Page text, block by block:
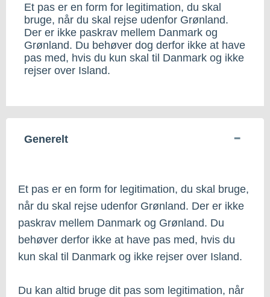
Et pas er en form for legitimation, du skal
bruge, når du skal rejse udenfor Grønland.
Der er ikke paskrav mellem Danmark og
Grønland. Du behøver dog derfor ikke at have
pas med, hvis du kun skal til Danmark og ikke
rejser over Island.
Generelt
Et pas er en form for legitimation, du skal bruge,
når du skal rejse udenfor Grønland. Der er ikke
paskrav mellem Danmark og Grønland. Du
behøver derfor ikke at have pas med, hvis du
kun skal til Danmark og ikke rejser over Island.
Du kan altid bruge dit pas som legitimation, når